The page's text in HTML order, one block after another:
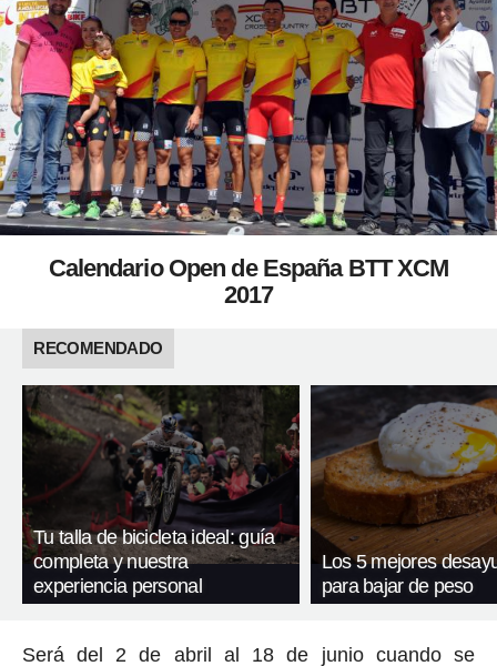
Calendario Open de España BTT XCM
2017
RECOMENDADO
Tu talla de bicicleta ideal: guía
completa y nuestra
experiencia personal
Los 5 mejores
para bajar de peso
Será del 2 de abril al 18 de junio cuando se